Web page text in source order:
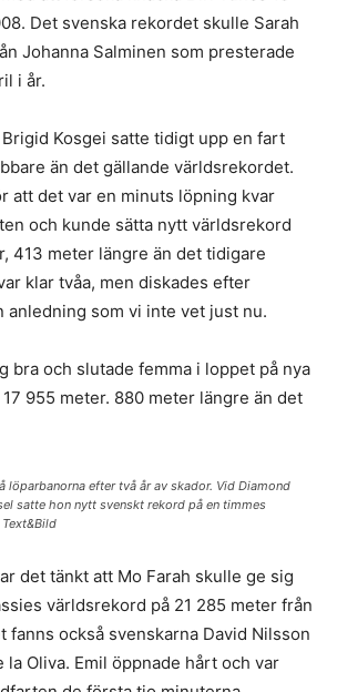
Det svenska rekordet skulle Sarah
Johanna Salminen som presterade
i år.
Kosgei satte tidigt upp en fart
än det gällande världsrekordet.
att det var en minuts löpning kvar
och kunde sätta nytt världsrekord
413 meter längre än det tidigare
klar tvåa, men diskades efter
anledning som vi inte vet just nu.
bra och slutade femma i loppet på nya
955 meter. 880 meter längre än det
löparbanorna efter två år av skador. Vid Diamond
satte hon nytt svenskt rekord på en timmes
det tänkt att Mo Farah skulle ge sig
världsrekord på 21 285 meter från
fanns också svenskarna David Nilsson
la Oliva. Emil öppnade hårt och var